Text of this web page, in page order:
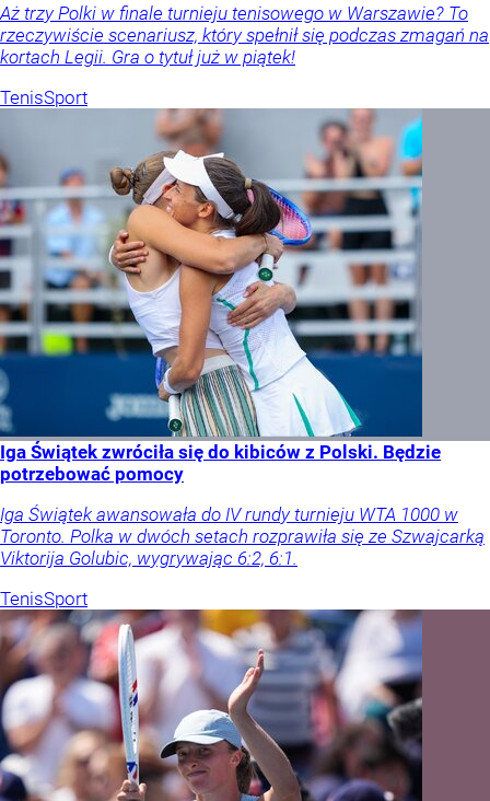
Aż trzy Polki w finale turnieju tenisowego w Warszawie? To
rzeczywiście scenariusz, który spełnił się podczas zmagań na
kortach Legii. Gra o tytuł już w piątek!
TenisSport
Iga Świątek zwróciła się do kibiców z Polski. Będzie
potrzebować pomocy
Iga Świątek awansowała do IV rundy turnieju WTA 1000 w
Toronto. Polka w dwóch setach rozprawiła się ze Szwajcarką
Viktorija Golubic, wygrywając 6:2, 6:1.
TenisSport